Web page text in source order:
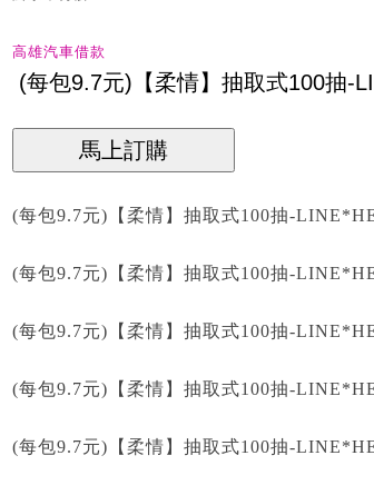
高雄汽車借款
(每包9.7元)【柔情】抽取式100抽-
(每包9.7元)【柔情】抽取式100抽-
(每包9.7元)【柔情】抽取式100抽-
(每包9.7元)【柔情】抽取式100抽-
(每包9.7元)【柔情】抽取式100抽-